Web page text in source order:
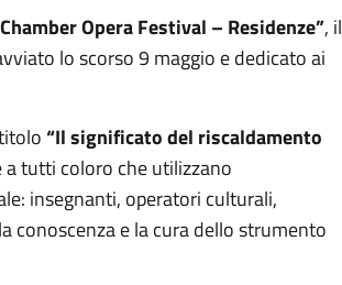
Opera Festival – Residenze”, il
lo scorso 9 maggio e dedicato ai
“Il significato del riscaldamento
tutti coloro che utilizzano
insegnanti, operatori culturali,
conoscenza e la cura dello strumento